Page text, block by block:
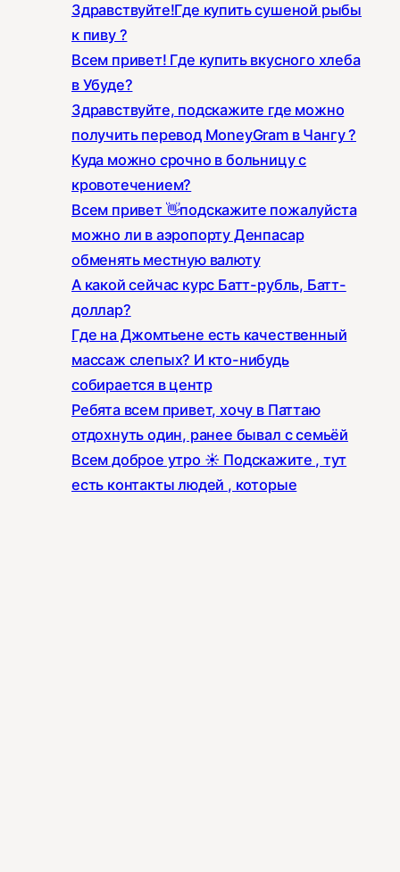
Здравствуйте!Где купить сушеной рыбы
к пиву ?
Всем привет! Где купить вкусного хлеба
в Убуде?
Здравствуйте, подскажите где можно
получить перевод MoneyGram в Чангу ?
Куда можно срочно в больницу с
кровотечением?
Всем привет 👋подскажите пожалуйста
можно ли в аэропорту Денпасар
обменять местную валюту
А какой сейчас курс Батт-рубль, Батт-
доллар?
Где на Джомтьене есть качественный
массаж слепых? И кто-нибудь
собирается в центр
Ребята всем привет, хочу в Паттаю
отдохнуть один, ранее бывал с семьёй
Всем доброе утро ☀️ Подскажите , тут
есть контакты людей , которые